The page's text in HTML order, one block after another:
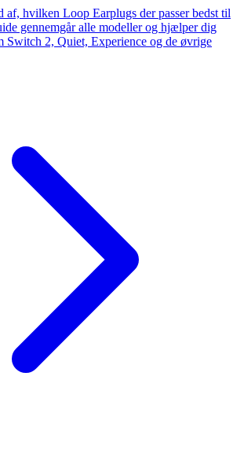
hvilken Loop Earplugs der passer bedst til
gennemgår alle modeller og hjælper dig
Switch 2, Quiet, Experience og de øvrige